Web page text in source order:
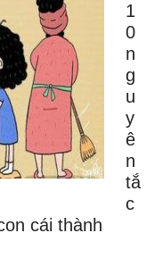
1
0
n
g
u
y
ê
n
tắ
c
cái thành